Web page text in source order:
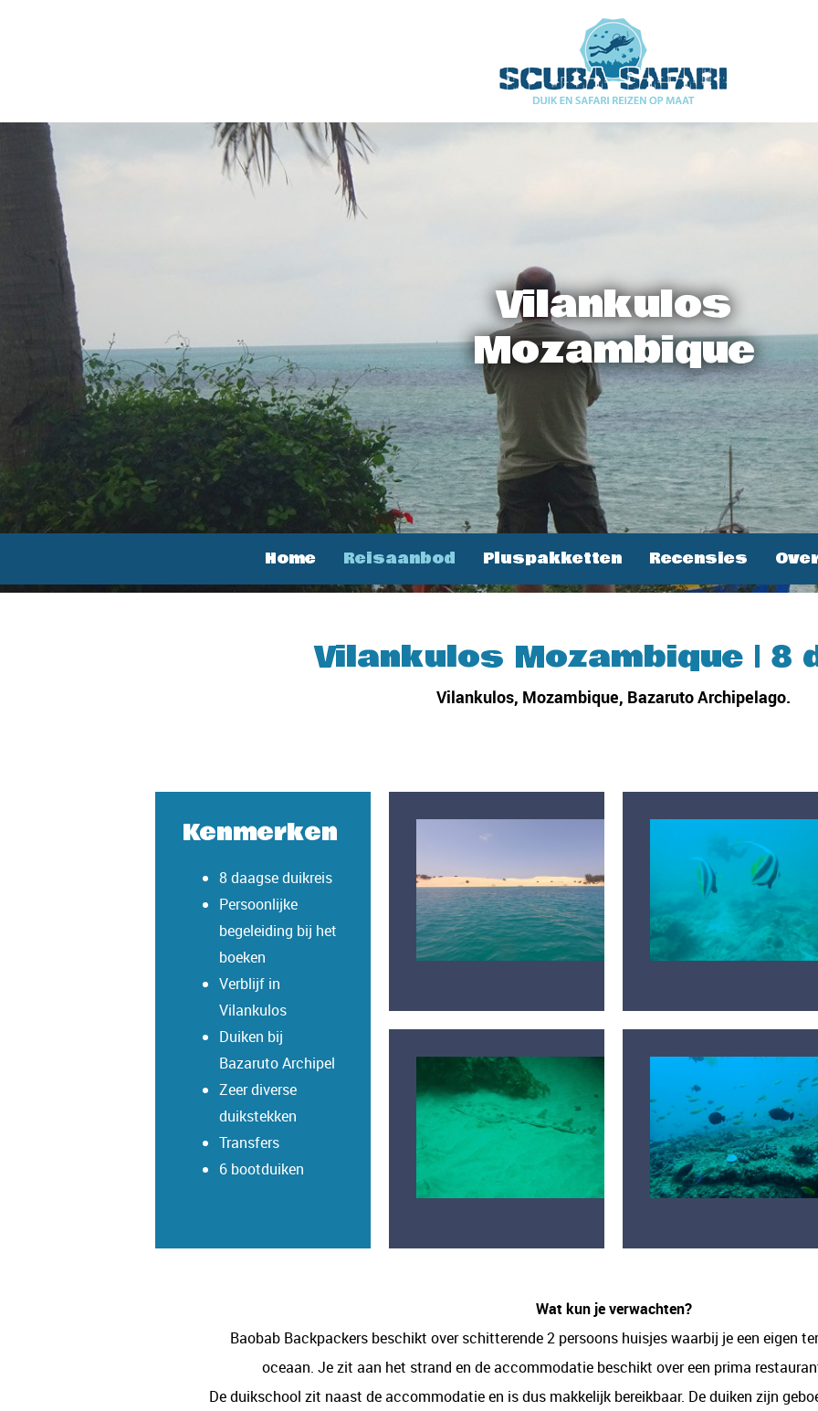
Vilankulos
Mozambique
Home Reisaanbod Pluspakketten Recensies
Vilankulos Mozambique | 8
Vilankulos, Mozambique, Bazaruto Archipelago.
Kenmerken
8 daagse duikreis
Persoonlijke
begeleiding bij het
boeken
Verblijf in
Vilankulos
Duiken bij
Bazaruto Archipel
Zeer diverse
duikstekken
Transfers
6 bootduiken
Wat kun je verwachten?
Baobab Backpackers beschikt over schitterende 2 persoons huisjes waarbij je een eigen
oceaan. Je zit aan het strand en de accommodatie beschikt over een prima
De duikschool zit naast de accommodatie en is dus makkelijk bereikbaar. De duiken zijn